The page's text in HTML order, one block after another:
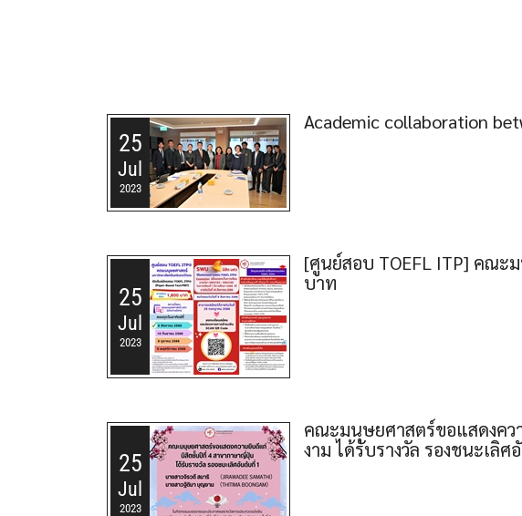
25
Jul
2023
Academic collaboration
25
Jul
2023
[ศูนย์สอบ TOEFL ITP] คณะ
บาท
25
Jul
2023
คณะมนุษยศาสตร์ขอแสดงคว
งาม ได้รับรางวัล รองชนะเลิ